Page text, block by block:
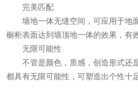
完美匹配
墙地一体无缝空间，可应用于地
橱柜表面达到墙顶地一体的效果，有
无限可能性
不管是颜色，质感，创造形式还
都具有无限可能性，可塑造出个性十